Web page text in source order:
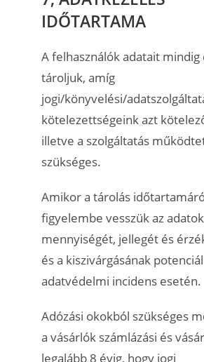
IDŐTARTAMA
A felhasználók adatait mindig
tároljuk, amíg
jogi/könyvelési/
kötelezettségeink azt
illetve a szolgáltatás
szükséges.
Amikor a tárolás
figyelembe vesszük az adatok
mennyiségét, jellegét és
és a kiszivárgásának
adatvédelmi incidens esetén.
Adózási okokból szükséges
a vásárlók számlázási és
legalább 8 évig, hogy jogi